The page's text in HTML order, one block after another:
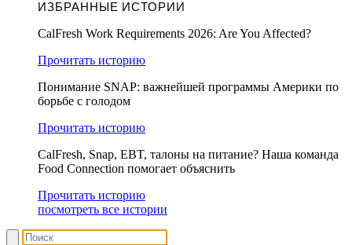
ИЗБРАННЫЕ ИСТОРИИ
CalFresh Work Requirements 2026: Are You Affected?
Прочитать историю
Понимание SNAP: важнейшей программы Америки по
борьбе с голодом
Прочитать историю
CalFresh, Snap, EBT, талоны на питание? Наша команда
Food Connection помогает объяснить
Прочитать историю
посмотреть все истории